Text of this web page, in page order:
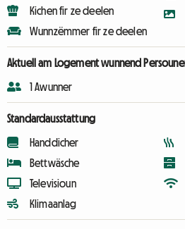
Kichen fir ze deelen
Wunnzëmmer fir ze deelen
Aktuell am Logement wunnend
1 Awunner
Standardausstattung
Handdicher
Bettwäsche
Televisioun
Klimaanlag